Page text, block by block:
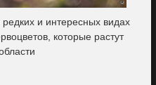
и интересных видах
которые растут